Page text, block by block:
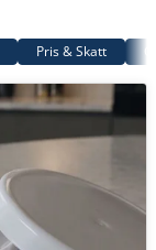
Pris & Skatt